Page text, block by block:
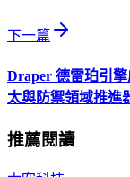
下一篇
Draper 德雷珀引
太與防禦領域推進
推薦閱讀